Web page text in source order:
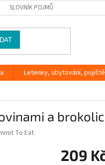
SLOVNÍK POJMŮ
Letenky, ubytování,
a
To Eat
209